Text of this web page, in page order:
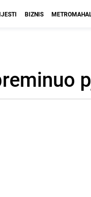
BIZNIS